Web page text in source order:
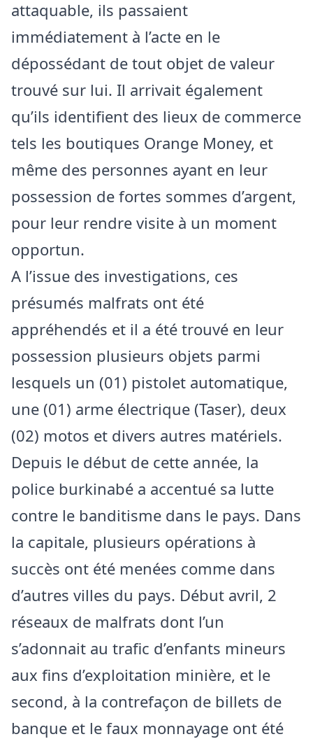
attaquable, ils passaient
immédiatement à l’acte en le
dépossédant de tout objet de valeur
trouvé sur lui. Il arrivait également
qu’ils identifient des lieux de commerce
tels les boutiques Orange Money, et
même des personnes ayant en leur
possession de fortes sommes d’argent,
pour leur rendre visite à un moment
opportun.
A l’issue des investigations, ces
présumés malfrats ont été
appréhendés et il a été trouvé en leur
possession plusieurs objets parmi
lesquels un (01) pistolet automatique,
une (01) arme électrique (Taser), deux
(02) motos et divers autres matériels.
Depuis le début de cette année, la
police burkinabé a accentué sa lutte
contre le banditisme dans le pays. Dans
la capitale, plusieurs opérations à
succès ont été menées comme dans
d’autres villes du pays. Début avril, 2
réseaux de malfrats dont l’un
s’adonnait au trafic d’enfants mineurs
aux fins d’exploitation minière, et le
second, à la contrefaçon de billets de
banque et le faux monnayage ont été